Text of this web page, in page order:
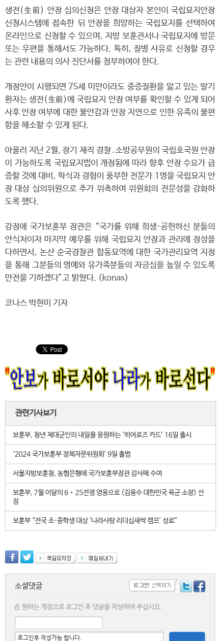
생전(生前) 안장 심의신청은 안장 대상자 본인이 국립묘지안장
신청시스템에 접속한 뒤 안장을 희망하는 국립묘지를 선택하여
온라인으로 신청할 수 있으며, 지방 보훈관서나 국립묘지에 방문
또는 우편을 통해서도 가능하다. 특히, 질병 사유로 신청할 경우
는 관련 내용의 의사 진단서를 첨부하여야 한다.
개정안이 시행되면 75세 미만이라도 중증질환을 앓고 있는 말기
환자는 생전(生前)에 국립묘지 안장 여부를 확인할 수 있게 되어
사후 안장 여부에 대한 불안감과 안장 지연으로 인한 유족의 불편
함을 해소할 수 있게 된다.
아울러 지난 2월, 장기 재직 경찰․소방공무원의 국립호국원 안장
이 가능하도록 국립묘지법이 개정됨에 따라 향후 안장 수요가 급
증할 것에 대비, 학식과 경험이 풍부한 전문가 1명을 국립묘지 안
장 대상 심의위원으로 추가 위촉하여 위원회의 전문성을 강화하
도록 했다.
강정애 국가보훈부 장관은 “국가를 위해 희생·공헌하신 분들의
안식처이자 마지막 예우를 위해 국립묘지 안장과 관리에 정성을
다하면서, 논산 순국경찰관 합동묘역에 대한 국가관리묘역 지정
을 통해 그분들의 명예와 유가족분들의 자긍심을 높일 수 있도록
만전을 기하겠다”고 밝혔다. (konas)
코나스 박현미 기자
관련기사보기
보훈부, 청년 제대군인의 내일을 응원하는 ‘히어로즈 카드’ 16일 출시
‘2024 국가보훈부 정책자문위원회’ 9일 출범
서울지방보훈청, 농협은행에 국가보훈부장관 감사패 수여
보훈부, 7월 이달의 6‧25전쟁 영웅으로 <김웅수 대한민국 육군 소장> 선
정
보훈부 “전국 초·중학생 대상 ‘나라사랑 리더십새싹 캠프’ 성료”
소셜댓글
원하는 계정으로 로그인 후 댓글을 작성하여 주십시요.